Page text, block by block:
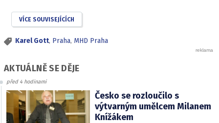
VÍCE SOUVISEJÍCÍCH
Karel Gott, Praha, MHD Praha
AKTUÁLNĚ SE DĚJE
před 4 hodinami
Česko se rozloučilo s
výtvarným umělcem Milanem
Knížákem